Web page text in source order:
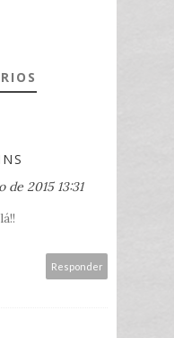
2015 13:31
Responder